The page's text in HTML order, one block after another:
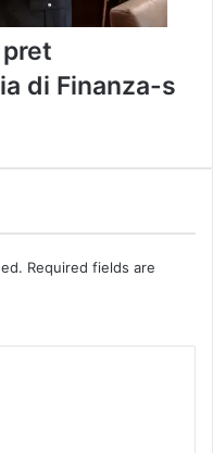
di Finanza-s
Required fields are